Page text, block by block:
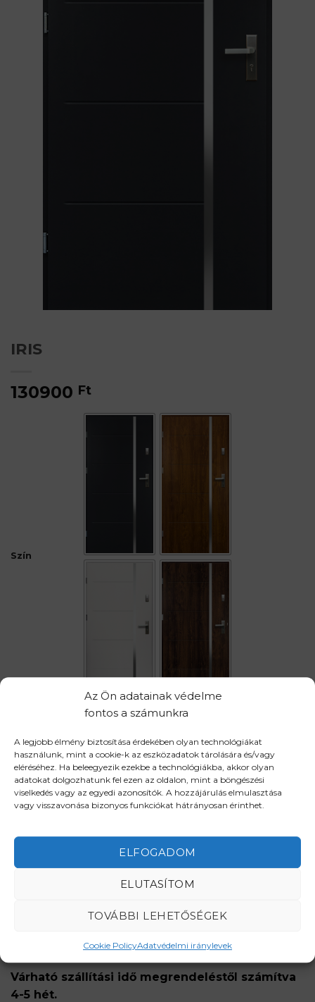
Az Ön adatainak védelme
fontos a számunkra
A legjobb élmény biztosítása érdekében olyan technológiákat
használunk, mint a cookie-k az eszközadatok tárolására és/vagy
eléréséhez. Ha beleegyezik ezekbe a technológiákba, akkor olyan
adatokat dolgozhatunk fel ezen az oldalon, mint a böngészési
viselkedés vagy az egyedi azonosítók. A hozzájárulás elmulasztása
vagy visszavonása bizonyos funkciókat hátrányosan érinthet.
ELFOGADOM
ELUTASÍTOM
TOVÁBBI LEHETŐSÉGEK
Cookie PolicyAdatvédelmi iránylevek
IRIS
130900 Ft
Szín
90 x 207 cm 100 x 207 cm
Nyitásirány Balos Jobbos
IRIS mennyiség
Nyitásirány segédlet
Várható szállítási idő megrendeléstől számítva
4-5 hét.